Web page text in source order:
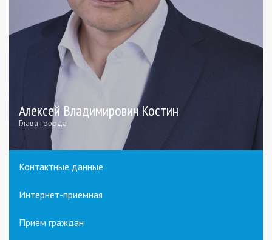
Алексей Владимирович Костин
Глава города
Контактные данные
Интернет-приемная
Прием граждан